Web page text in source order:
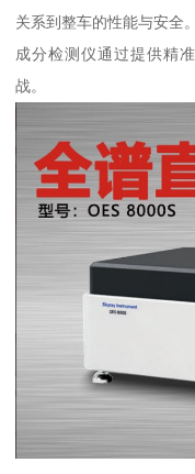
关系到整车的性能与安全。
成分检测仪通过提供精
战。